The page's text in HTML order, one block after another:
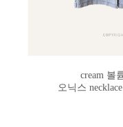
cream 볼
오닉스